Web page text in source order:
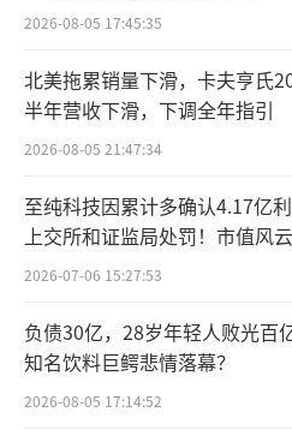
但一直以来，播客
平均信息密度较低、
型，小红书将其引入并
书调性”尚未可知。
知数。
上小红书，“看”播客
在大多数播客制作
为中文互联网“最后一
涨粉还是变现速度。
2026-08-05 17:45:35
北美拖累销量下滑，卡夫亨氏
半年营收下滑，下调全年指引
2026-08-05 21:47:34
至纯科技因累计多确认4.17亿
上交所和证监局处罚！市值风
财务问题，遭巨额索赔！
2026-07-06 15:27:53
负债30亿，28岁年轻人败光百
知名饮料巨鳄悲情落幕？
2026-08-05 17:14:52